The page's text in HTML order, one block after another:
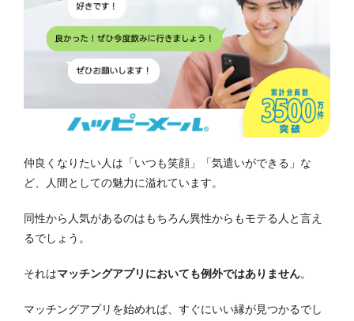
仲良くなりたい人は「いつも笑顔」「気遣いができる」な
ど、人間としての魅力に溢れています。
同性から人気があるのはもちろん異性からもモテる人と言え
るでしょう。
それはマッチングアプリにおいても例外ではありません。
マッチングアプリを始めれば、すぐにいい縁が見つかるでし